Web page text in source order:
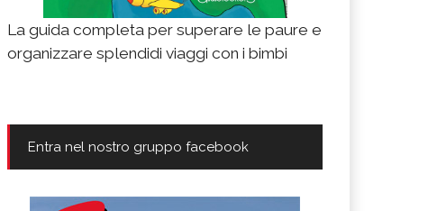
La guida completa per superare le paure e
organizzare splendidi viaggi con i bimbi
Entra nel nostro gruppo facebook